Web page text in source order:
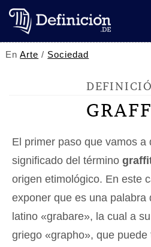
EnArte / Sociedad
El primer paso que vamos a
significado del término
origen etimológico. En este
exponer que es una palabra
latino «grabare», la cual a
griego «grapho», que